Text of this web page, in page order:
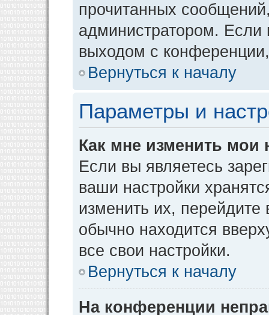
прочитанных
администратором. Если
выходом с
Вернуться к началу
Параметры и
Как мне изменить мои
Если вы являетесь
ваши настройки
изменить их, перейдите
обычно находится
все свои настройки.
Вернуться к началу
На конференции